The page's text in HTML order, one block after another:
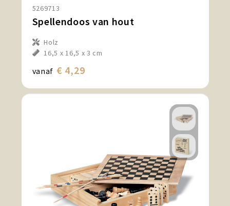
5269713
Spellendoos van hout
Holz
16,5 x 16,5 x 3 cm
vanaf € 4,29